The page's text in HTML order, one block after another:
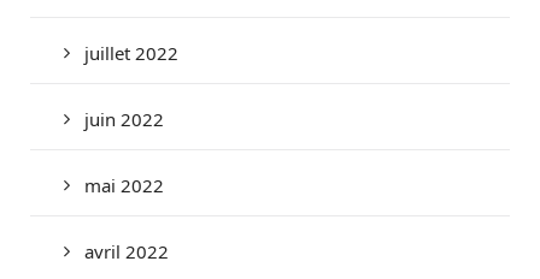
juillet 2022
juin 2022
mai 2022
avril 2022